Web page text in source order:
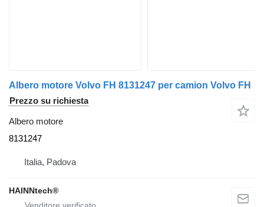
Albero motore Volvo FH 8131247 per camion Volvo FH
Prezzo su richiesta
Albero motore
8131247
Italia, Padova
HAINNtech®